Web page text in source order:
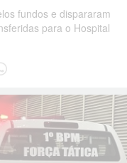
fundos e dispararam
para o Hospital